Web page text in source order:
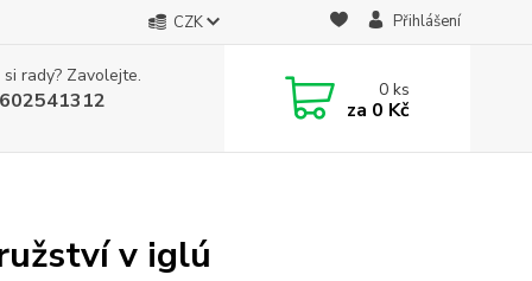
CZK Přihlášení
rady? Zavolejte.
0ks
za 0 Kč
v iglú